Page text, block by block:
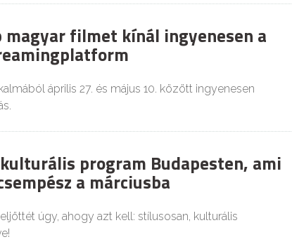
magyar filmet kínál ingyenesen a
április 27. és május 10. között ingyenesen
program Budapesten, ami
a márciusba
úgy, ahogy azt kell: stílusosan, kulturális